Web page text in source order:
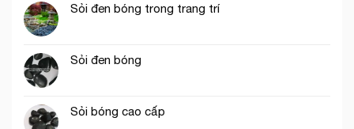
Sỏi đen bóng trong trang trí
Sỏi đen bóng
Sỏi bóng cao cấp